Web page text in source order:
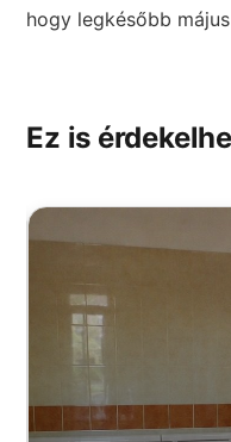
hogy legkésőbb
Ez is